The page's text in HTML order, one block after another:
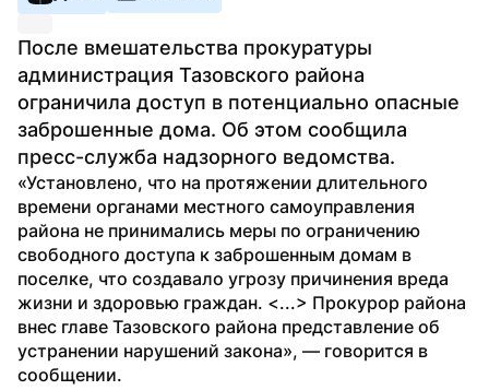
После вмешательства прокуратуры
администрация Тазовского района
ограничила доступ в потенциально опасные
заброшенные дома. Об этом сообщила
пресс-служба надзорного ведомства.
«Установлено, что на протяжении длительного
времени органами местного самоуправления
района не принимались меры по ограничению
свободного доступа к заброшенным домам в
поселке, что создавало угрозу причинения вреда
жизни и здоровью граждан. <...> Прокурор района
внес главе Тазовского района представление об
устранении нарушений закона», — говорится в
сообщении.